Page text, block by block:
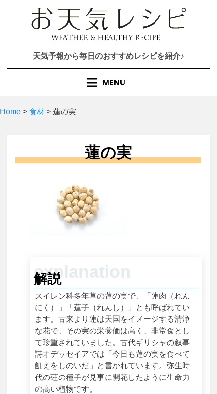
天気予報から毎日のおすすめレシピを紹介♪
MENU
Home > 食材 > 蓮の実
蓮の実
解説
スイレン科多年草の蓮の実で、「蓮肉（れん
にく）」「蓮子（れんし）」とも呼ばれてい
ます。古来より蓮は天国をイメージする清浄
な花で、その実の栄養価は高く、非常食とし
て珍重されていました。古代ギリシャの叙事
詩オデッセイアでは「今日も蓮の実を食べて
飢えをしのいだ」と書かれています。弥生時
代の蓮の種子が見事に開花したように生命力
の高い植物です。